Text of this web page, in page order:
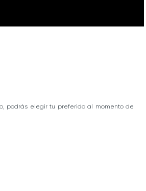
podrás elegir tu preferido al momento de